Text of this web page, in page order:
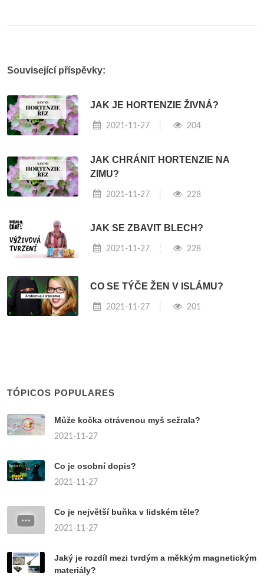
Související příspěvky:
JAK JE HORTENZIE ŽIVNÁ?
2021-11-27 204
JAK CHRÁNIT HORTENZIE NA
ZIMU?
2021-11-27 228
JAK SE ZBAVIT BLECH?
2021-11-27 228
CO SE TÝČE ŽEN V ISLÁMU?
2021-11-27 201
TÓPICOS POPULARES
Může kočka otrávenou myš sežrala?
2021-11-27
Co je osobní dopis?
2021-11-27
Co je největší buňka v lidském těle?
2021-11-27
Jaký je rozdíl mezi tvrdým a měkkým magnetickým
materiály?